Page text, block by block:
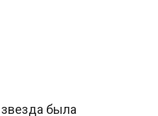
была